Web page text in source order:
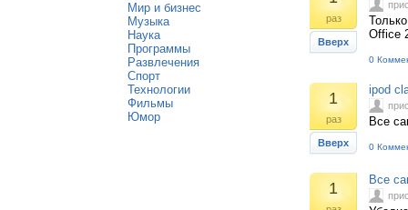
Мир и бизнес
Музыка
Наука
Программы
Развлечения
Спорт
Технологии
Фильмы
Юмор
раз
Вверх
Office
0
1
раз
Вверх
ipod
Все
0
1 Все